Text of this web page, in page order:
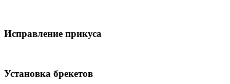
Исправление прикуса
Установка брекетов